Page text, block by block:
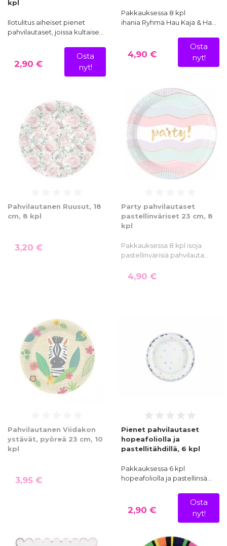
kpl
Ilotulitus aiheiset pienet
pahvilautaset, joissa kultaise…
2,90 €
Osta
nyt!
Pakkauksessa 8 kpl
ihania Ryhmä Hau Kaja & Ha…
4,90 €
Osta
nyt!
Pahvilautanen Ruusut, 18
cm, 8 kpl
3,20 €
Party pahvilautaset
pastellinväriset 23 cm, 8
kpl
Pakkauksessa 8 kpl isoja
pastellinvärisiä pahvilauta…
4,90 €
Pahvilautanen Viidakon
ystävät, pyöreä 23 cm, 10
kpl
3,95 €
Pienet pahvilautaset
hopeafoliolla ja
pastellitähdillä, 6 kpl
Pakkauksessa 6 kpl
hopeafoliolla ja pastellinsä…
2,90 €
Osta
nyt!